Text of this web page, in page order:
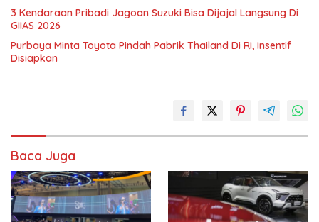
3 Kendaraan Pribadi Jagoan Suzuki Bisa Dijajal Langsung Di
GIIAS 2026
Purbaya Minta Toyota Pindah Pabrik Thailand Di RI, Insentif
Disiapkan
Baca Juga